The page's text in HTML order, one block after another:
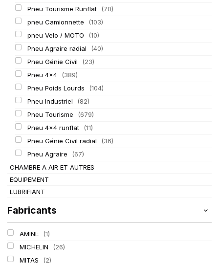
Pneu Tourisme Runflat
(70)
pneu Camionnette
(103)
pneu Velo / MOTO
(10)
Pneu Agraire radial
(40)
Pneu Génie Civil
(23)
Pneu 4x4
(389)
Pneu Poids Lourds
(104)
Pneu Industriel
(82)
Pneu Tourisme
(679)
Pneu 4x4 runflat
(11)
Pneu Génie Civil radial
(36)
Pneu Agraire
(67)
CHAMBRE A AIR ET AUTRES
EQUIPEMENT
LUBRIFIANT
Fabricants
AMINE
(1)
MICHELIN
(26)
MITAS
(2)